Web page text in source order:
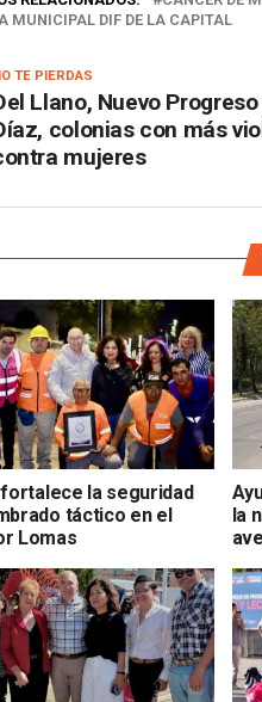
MUNICIPAL DIF DE LA CAPITAL
TE PIERDAS
Llano, Nuevo
colonias con más
mujeres
fortalece la seguridad
táctico en el
Lomas
la